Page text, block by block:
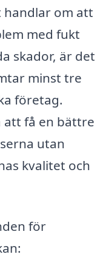
om att
med fukt
skador, är det
minst tre
företag.
att få en bättre
utan
kvalitet och
för